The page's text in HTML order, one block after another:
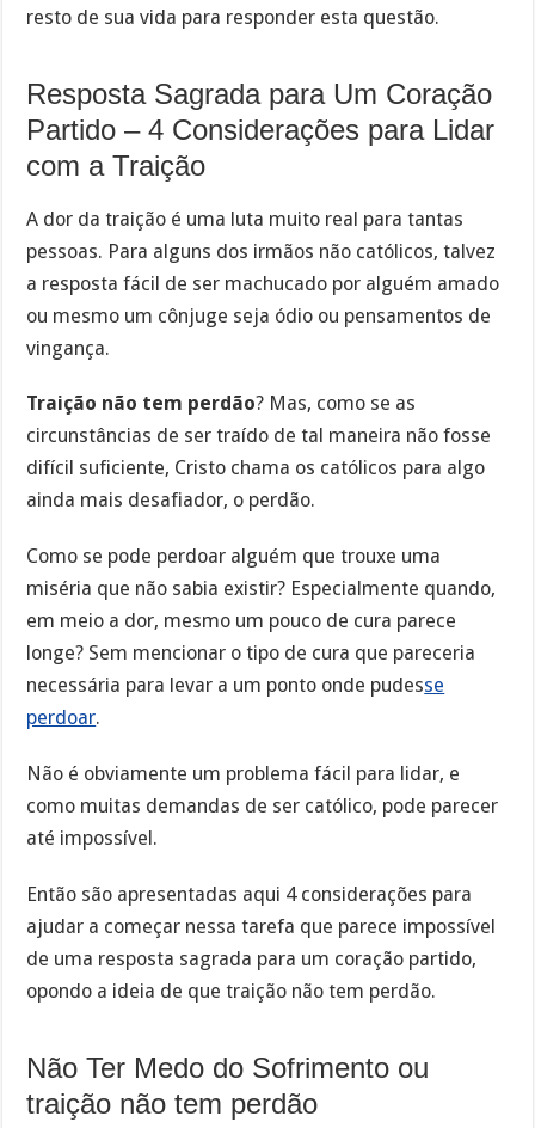
resto de sua vida para responder esta questão.
Resposta Sagrada para Um Coração
Partido – 4 Considerações para Lidar
com a Traição
A dor da traição é uma luta muito real para tantas
pessoas. Para alguns dos irmãos não católicos, talvez
a resposta fácil de ser machucado por alguém amado
ou mesmo um cônjuge seja ódio ou pensamentos de
vingança.
Traição não tem perdão? Mas, como se as
circunstâncias de ser traído de tal maneira não fosse
difícil suficiente, Cristo chama os católicos para algo
ainda mais desafiador, o perdão.
Como se pode perdoar alguém que trouxe uma
miséria que não sabia existir? Especialmente quando,
em meio a dor, mesmo um pouco de cura parece
longe? Sem mencionar o tipo de cura que pareceria
necessária para levar a um ponto onde pudesse
perdoar.
Não é obviamente um problema fácil para lidar, e
como muitas demandas de ser católico, pode parecer
até impossível.
Então são apresentadas aqui 4 considerações para
ajudar a começar nessa tarefa que parece impossível
de uma resposta sagrada para um coração partido,
opondo a ideia de que traição não tem perdão.
Não Ter Medo do Sofrimento ou
traição não tem perdão